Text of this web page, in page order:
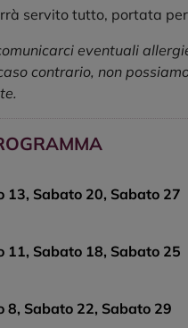
servito tutto, portata
eventuali
contrario, non
13, Sabato 20, Sabato 27
11, Sabato 18, Sabato 25
8, Sabato 22, Sabato 29